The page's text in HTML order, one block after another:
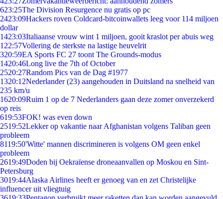
623:25The Division Resurgence nu gratis op pc
2423:09Hackers roven Coldcard-bitcoinwallets leeg voor 114 miljoen
dollar
1423:03Italiaanse vrouw wint 1 miljoen, gooit kraslot per abuis weg
1 22:57Vollering de sterkste na lastige heuvelrit
320:59EA Sports FC 27 toont The Grounds-modus
1420:46Long live the 7th of October
2520:27Random Pics van de Dag #1977
1320:12Nederlander (23) aangehouden in Duitsland na snelheid van
235 km/u
1620:09Ruim 1 op de 7 Nederlanders gaan deze zomer onverzekerd
op reis
619:53FOK! was even down
2519:52Lekker op vakantie naar Afghanistan volgens Taliban geen
probleem
8119:50'Witte' mannen discrimineren is volgens OM geen enkel
probleem
2619:49Doden bij Oekraïense droneaanvallen op Moskou en Sint-
Petersburg
3019:44Alaska Airlines heeft er genoeg van en zet Christelijke
influencer uit vliegtuig